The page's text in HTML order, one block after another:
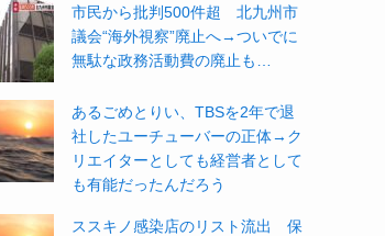
市民から批判500件超 北九州市
議会“海外視察”廃止へ→ついでに
無駄な政務活動費の廃止も…
あるごめとりい、TBSを2年で退
社したユーチューバーの正体→ク
リエイターとしても経営者として
も有能だったんだろう
ススキノ感染店のリスト流出 保